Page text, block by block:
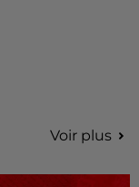
Voir plus